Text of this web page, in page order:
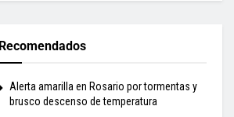
Recomendados
Alerta amarilla en Rosario por tormentas y
brusco descenso de temperatura